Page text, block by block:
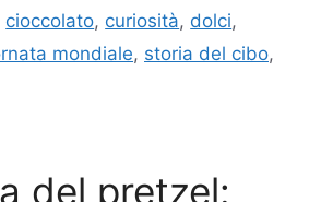
cioccolato, curiosità, dolci,
mondiale, storia del cibo,
del pretzel: